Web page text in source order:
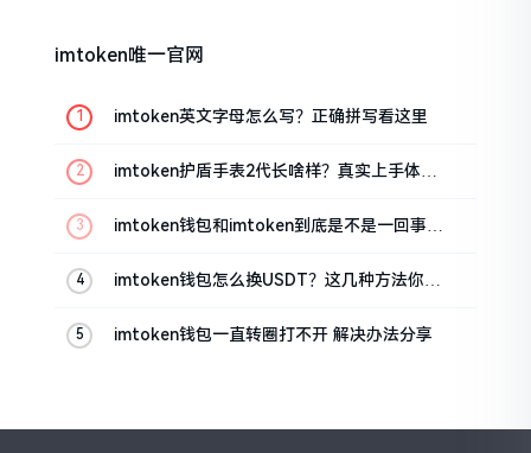
imtoken唯一官网
imtoken英文字母怎么写？正确拼写看这里
imtoken护盾手表2代长啥样？真实上手体验
imtoken钱包和imtoken到底是不是一回事？
imtoken钱包怎么换USDT？这几种方法你得
imtoken钱包一直转圈打不开 解决办法分享